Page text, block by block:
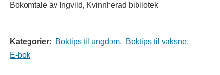
Bokomtale av Ingvild, Kvinnherad bibliotek
Kategorier: Boktips til ungdom,
Boktips til vaksne,
E-bok